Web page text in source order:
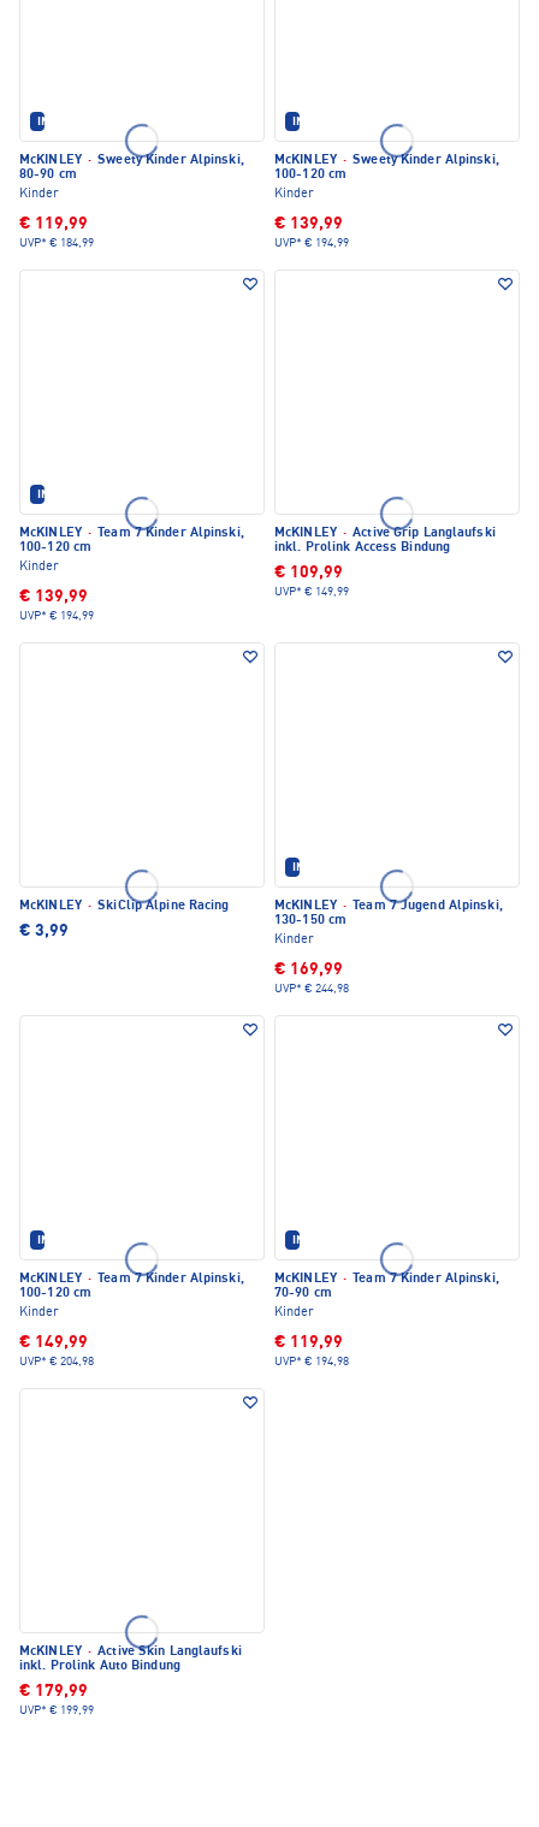
IM SET ERHÄLTLICH
McKINLEY · Sweety Kinder Alpinski,
80-90 cm
Kinder
€ 119,99
UVP* € 184,99
IM SET ERHÄLTLICH
McKINLEY · Sweety Kinder Alpinski,
100-120 cm
Kinder
€ 139,99
UVP* € 194,99
IM SET ERHÄLTLICH
McKINLEY ·
Team 7 Kinder Alpinski,
100-120 cm
Kinder
€ 139,99
UVP* € 194,99
McKINLEY · Active Grip Langlaufski
inkl. Prolink Access Bindung
€ 109,99
UVP* € 149,99
McKINLEY · SkiClip Alpine Racing
€ 3,99
IM SET ERHÄLTLICH
McKINLEY ·
Team 7 Jugend Alpinski,
130-150 cm
Kinder
€ 169,99
UVP* € 244,98
IM SET ERHÄLTLICH
McKINLEY ·
Team 7 Kinder Alpinski,
100-120 cm
Kinder
€ 149,99
UVP* € 204,98
IM SET ERHÄLTLICH
McKINLEY ·
Team 7 Kinder Alpinski,
70-90 cm
Kinder
€ 119,99
UVP* € 194,98
McKINLEY · Active Skin Langlaufski
inkl. Prolink Auto Bindung
€ 179,99
UVP* € 199,99